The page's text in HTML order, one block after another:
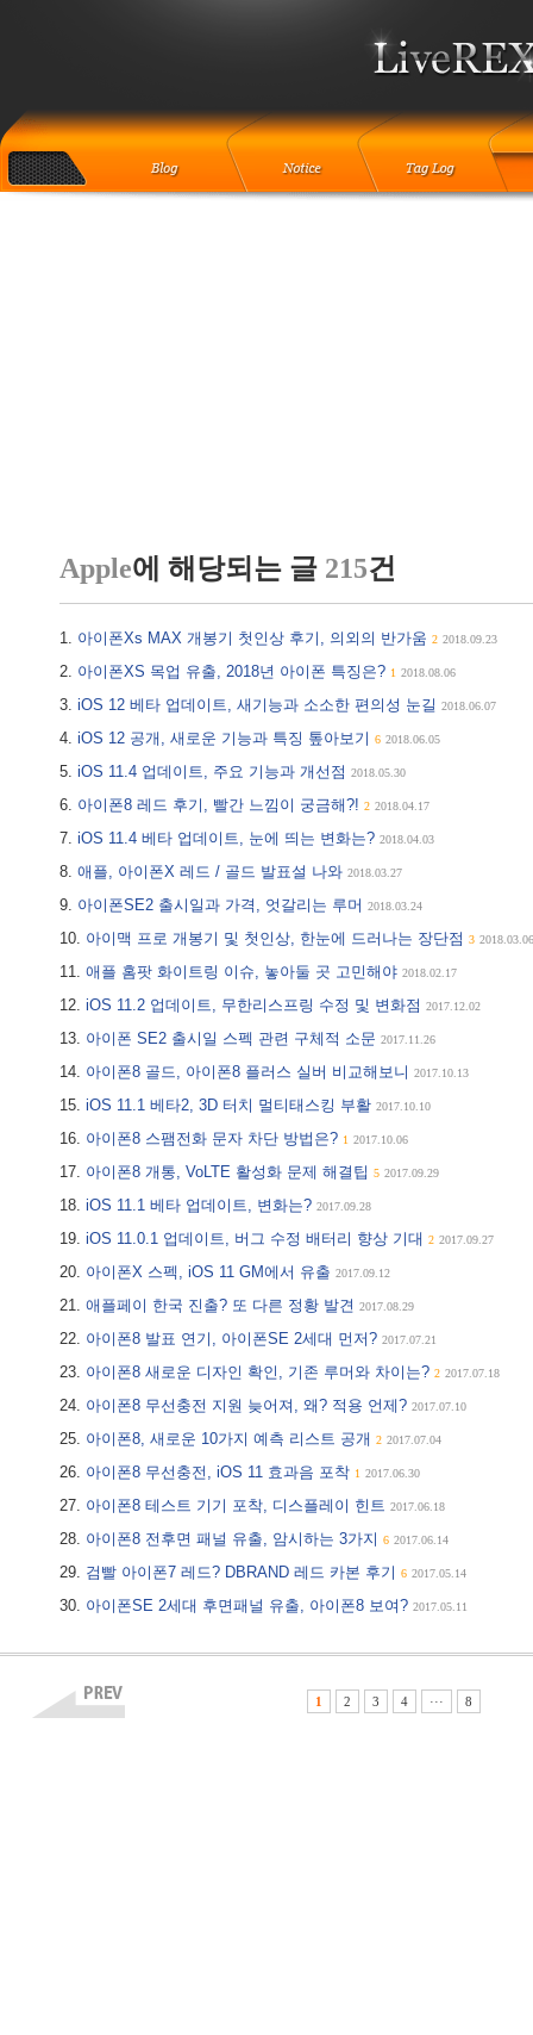
Apple에 해당되는 글 215건
아이폰Xs MAX 개봉기 첫인상 후기, 의외의 반가움 2 2018.09.23
아이폰XS 목업 유출, 2018년 아이폰 특징은? 1 2018.08.06
iOS 12 베타 업데이트, 새기능과 소소한 편의성 눈길 2018.06.07
iOS 12 공개, 새로운 기능과 특징 톺아보기 6 2018.06.05
iOS 11.4 업데이트, 주요 기능과 개선점 2018.05.30
아이폰8 레드 후기, 빨간 느낌이 궁금해?! 2 2018.04.17
iOS 11.4 베타 업데이트, 눈에 띄는 변화는? 2018.04.03
애플, 아이폰X 레드 / 골드 발표설 나와 2018.03.27
아이폰SE2 출시일과 가격, 엇갈리는 루머 2018.03.24
아이맥 프로 개봉기 및 첫인상, 한눈에 드러나는 장단점 3 2018.03.06
애플 홈팟 화이트링 이슈, 놓아둘 곳 고민해야 2018.02.17
iOS 11.2 업데이트, 무한리스프링 수정 및 변화점 2017.12.02
아이폰 SE2 출시일 스펙 관련 구체적 소문 2017.11.26
아이폰8 골드, 아이폰8 플러스 실버 비교해보니 2017.10.13
iOS 11.1 베타2, 3D 터치 멀티태스킹 부활 2017.10.10
아이폰8 스팸전화 문자 차단 방법은? 1 2017.10.06
아이폰8 개통, VoLTE 활성화 문제 해결팁 5 2017.09.29
iOS 11.1 베타 업데이트, 변화는? 2017.09.28
iOS 11.0.1 업데이트, 버그 수정 배터리 향상 기대 2 2017.09.27
아이폰X 스펙, iOS 11 GM에서 유출 2017.09.12
애플페이 한국 진출? 또 다른 정황 발견 2017.08.29
아이폰8 발표 연기, 아이폰SE 2세대 먼저? 2017.07.21
아이폰8 새로운 디자인 확인, 기존 루머와 차이는? 2 2017.07.18
아이폰8 무선충전 지원 늦어져, 왜? 적용 언제? 2017.07.10
아이폰8, 새로운 10가지 예측 리스트 공개 2 2017.07.04
아이폰8 무선충전, iOS 11 효과음 포착 1 2017.06.30
아이폰8 테스트 기기 포착, 디스플레이 힌트 2017.06.18
아이폰8 전후면 패널 유출, 암시하는 3가지 6 2017.06.14
검빨 아이폰7 레드? DBRAND 레드 카본 후기 6 2017.05.14
아이폰SE 2세대 후면패널 유출, 아이폰8 보여? 2017.05.11
1 2 3 4 ··· 8